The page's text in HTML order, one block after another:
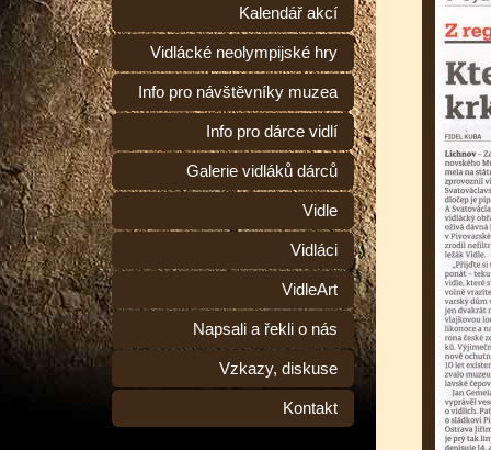
Kalendář akcí
Vidlácké neolympijské hry
Info pro návštěvníky muzea
Info pro dárce vidlí
Galerie vidláků dárců
Vidle
Vidláci
VidleArt
Napsali a řekli o nás
Vzkazy, diskuse
Kontakt